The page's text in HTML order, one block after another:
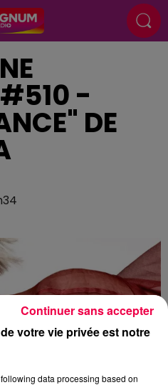
-
DE
votre vie privée est notre
data processing based on
Continuer sans accepter